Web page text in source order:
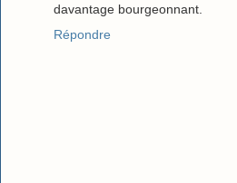
davantage bourgeonnant.
Répondre